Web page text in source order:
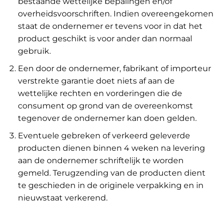
overheidsvoorschriften. Indien overeengekomen
staat de ondernemer er tevens voor in dat het
product geschikt is voor ander dan normaal
gebruik.
Een door de ondernemer, fabrikant of importeur
verstrekte garantie doet niets af aan de
wettelijke rechten en vorderingen die de
consument op grond van de overeenkomst
tegenover de ondernemer kan doen gelden.
Eventuele gebreken of verkeerd geleverde
producten dienen binnen 4 weken na levering
aan de ondernemer schriftelijk te worden
gemeld. Terugzending van de producten dient
te geschieden in de originele verpakking en in
nieuwstaat verkerend.